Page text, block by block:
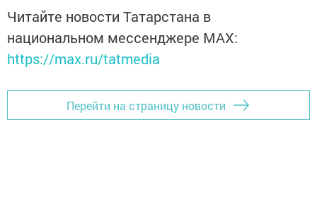
Читайте новости Татарстана в
национальном мессенджере MАХ:
https://max.ru/tatmedia
Перейти на страницу новости